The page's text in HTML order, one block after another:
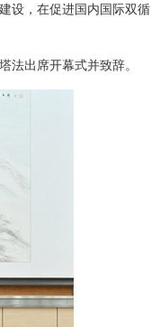
设，在促进国内国际双循
法出席开幕式并致辞。